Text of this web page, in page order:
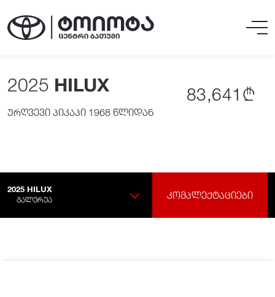
2025 HILUX
ურღვევი პიკაპი 1968 წლიდან
83,641₾
2025 HILUX
ᲒᲐᲚᲔᲠᲔᲐ
ᲙᲝᲛᲞᲚᲔᲥᲢᲐᲪᲘᲔᲑᲘ